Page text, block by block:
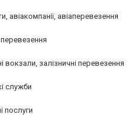
авіакомпанії, авіаперевезення
вокзали, залізничні перевезення
служби
послуги